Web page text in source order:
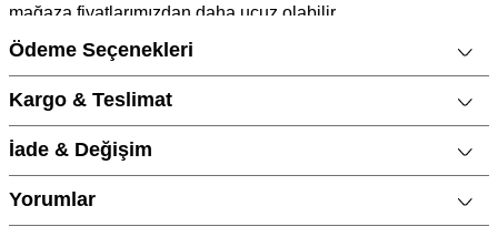
mağaza fiyatlarımızdan daha ucuz olabilir.
Ürün Açıklaması
Cinsiyet Kadın
Metal Cinsi
Kategori
Ödeme Seçenekleri
Kargo & Teslimat
İade & Değişim
Yorumlar